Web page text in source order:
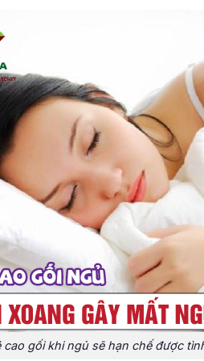
cao gối khi ngủ sẽ hạn chế được